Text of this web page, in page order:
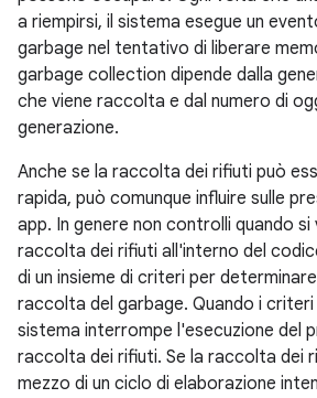
a riempirsi, il sistema esegue un
garbage nel tentativo di liberare
garbage collection dipende dalla
che viene raccolta e dal numero di
generazione.
Anche se la raccolta dei rifiuti può
rapida, può comunque influire sulle
app. In genere non controlli quando
raccolta dei rifiuti all'interno del
di un insieme di criteri per
raccolta del garbage. Quando i
sistema interrompe l'esecuzione del
raccolta dei rifiuti. Se la raccolta dei
mezzo di un ciclo di elaborazione